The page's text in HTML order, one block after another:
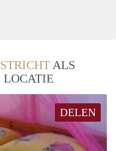
ALS
LOCATIE
DELEN